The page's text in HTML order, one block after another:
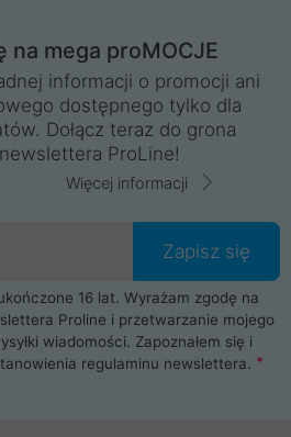
na mega proMOCJE
informacji o promocji ani
dostępnego tylko dla
Dołącz teraz do grona
ProLine!
Więcej informacji
Zapisz się
16 lat. Wyrażam zgodę na
Proline i przetwarzanie mojego
wiadomości. Zapoznałem się i
regulaminu newslettera.